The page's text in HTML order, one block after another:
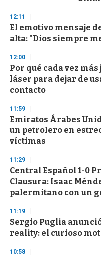
d
s
o
f
3
s
e
c
o
d
s
12:11
El emotivo mensaje
alta: "Dios siempre
12:00
Por qué cada vez
láser para dejar de
contacto
11:59
Emiratos Árabes
un petrolero en
víctimas
11:29
Central Español 1-0
Clausura: Isaac
palermitano con un
11:19
Sergio Puglia
reality: el curioso
10:58